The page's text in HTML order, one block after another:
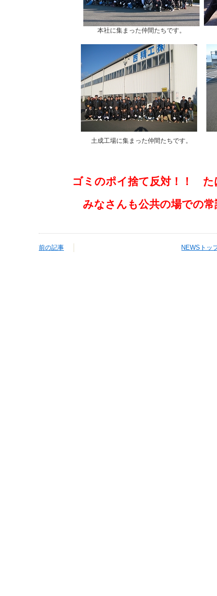
本社に集まった仲間たちです。
土成工場に集まった仲間たちです。
ゴミのポイ捨て反対！！ た
みなさんも公共の場での
前の記事 NEWSトッ